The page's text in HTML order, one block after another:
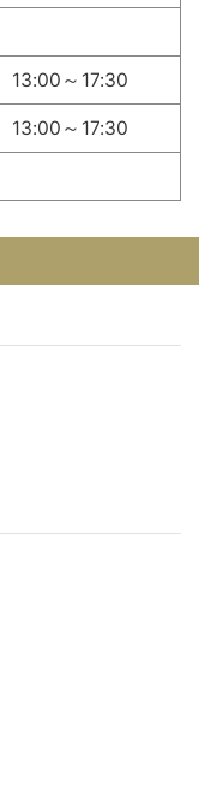
13:00～17:30
13:00～17:30